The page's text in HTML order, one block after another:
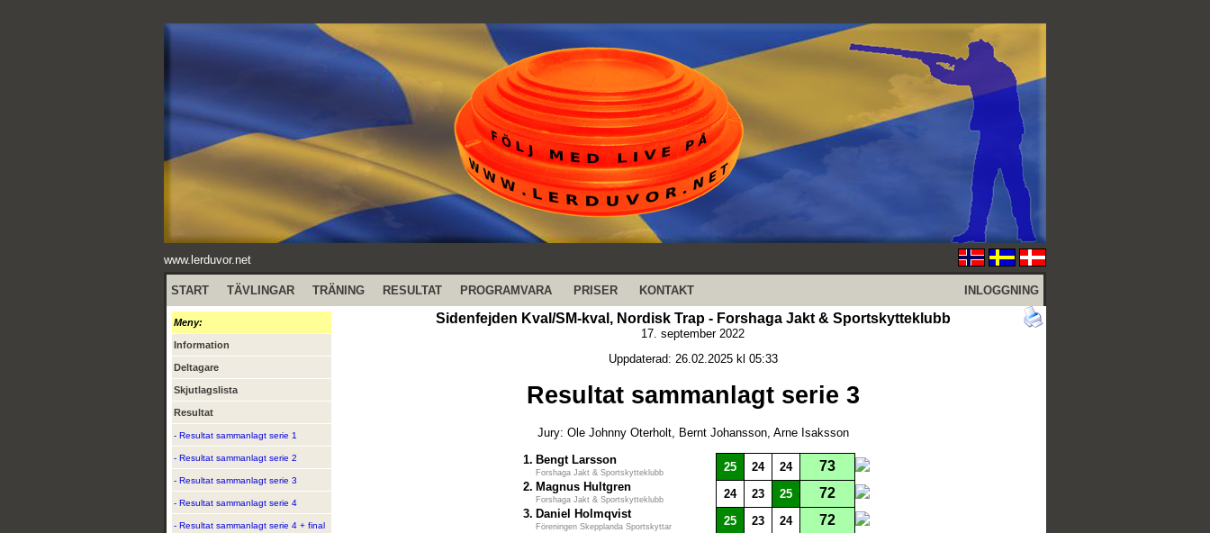
www.lerduvor.net
START TÄVLINGAR TRÄNING RESULTAT PROGRAMVARA PRISER KONTAKT INLOGGNING
Meny:
Information
Deltagare
Skjutlagslista
Resultat
- Resultat sammanlagt serie 1
- Resultat sammanlagt serie 2
- Resultat sammanlagt serie 3
- Resultat sammanlagt serie 4
- Resultat sammanlagt serie 4 + final
Sidenfejden Kval/SM-kval, Nordisk Trap - Forshaga Jakt & Sportskytteklubb
17. september 2022
Uppdaterad: 26.02.2025 kl 05:33
Resultat sammanlagt serie 3
Jury: Ole Johnny Oterholt, Bernt Johansson, Arne Isaksson
1. Bengt Larsson
Forshaga Jakt & Sportskytteklubb 25 24 24 73
2. Magnus Hultgren
Forshaga Jakt & Sportskytteklubb 24 23 25 72
3. Daniel Holmqvist
Föreningen Skepplanda Sportskyttar 25 23 24 72